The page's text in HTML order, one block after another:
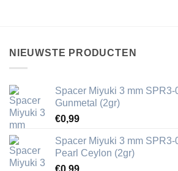
NIEUWSTE PRODUCTEN
Spacer Miyuki 3 mm SPR3-
Gunmetal (2gr)
€0,99
Spacer Miyuki 3 mm
Pearl Ceylon (2gr)
€0,99